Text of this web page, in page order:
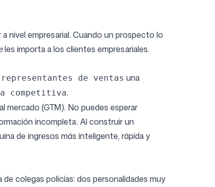
nivel empresarial. Cuando un prospecto lo
les importa a los clientes empresariales.
representantes de ventas una
competitiva.
mercado (GTM). No puedes esperar
incompleta. Al construir un
de ingresos más inteligente, rápida y
colegas policías: dos personalidades muy